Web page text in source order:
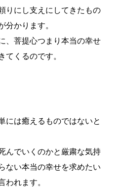
りにし支えにしてきたもの
分かります。
、菩提心つまり本当の幸せ
てくるのです。
には癒えるものではないと
んでいくのかと厳粛な気持
ない本当の幸せを求めたい
われます。